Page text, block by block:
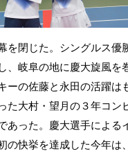
を閉じた。シングルス優
、岐阜の地に慶大旋風を
ーの佐藤と永田の活躍は
た大村・望月の３年コン
あった。慶大選手による
の快挙を達成した今年は